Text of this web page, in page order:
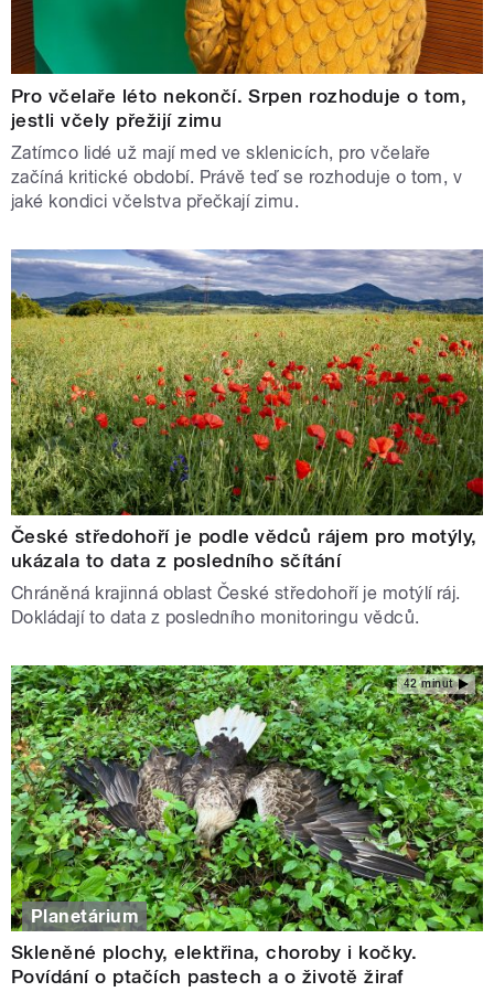
Pro včelaře léto nekončí. Srpen rozhoduje o tom,
jestli včely přežijí zimu
Zatímco lidé už mají med ve sklenicích, pro včelaře
začíná kritické období. Právě teď se rozhoduje o tom, v
jaké kondici včelstva přečkají zimu.
České středohoří je podle vědců rájem pro motýly,
ukázala to data z posledního sčítání
Chráněná krajinná oblast České středohoří je motýlí ráj.
Dokládají to data z posledního monitoringu vědců.
42 minut
Planetárium
Skleněné plochy, elektřina, choroby i kočky.
Povídání o ptačích pastech a o životě žiraf